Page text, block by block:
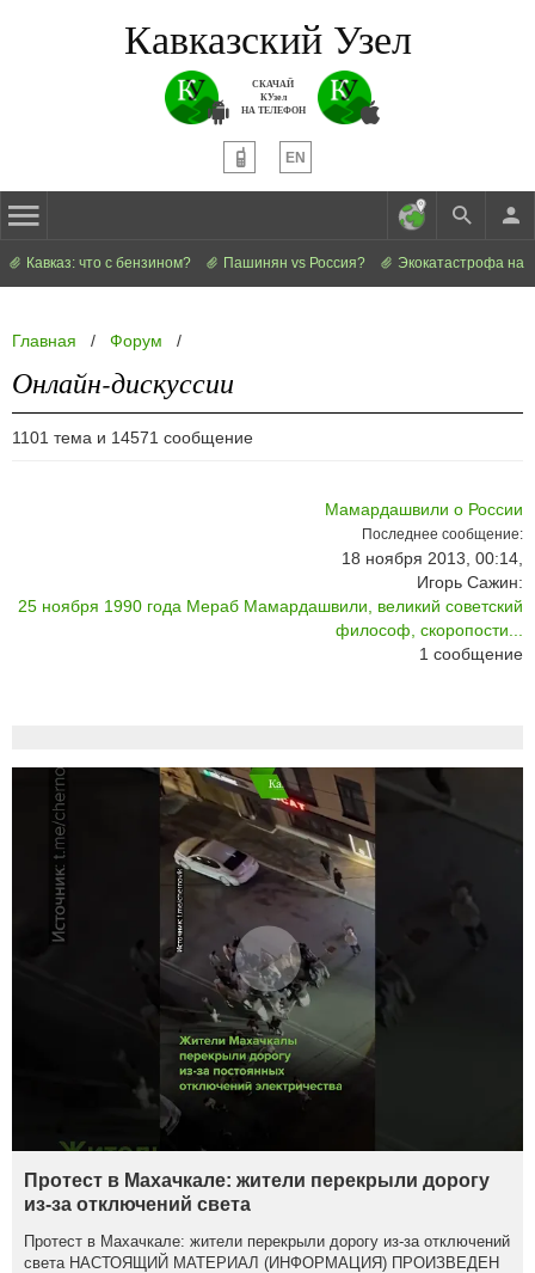
Кавказский Узел
СКАЧАЙ
КУзел
НА ТЕЛЕФОН
EN
Кавказ: что с бензином? Пашинян vs Россия? Экокатастрофа на
Главная / Форум /
Онлайн-дискуссии
1101 тема и 14571 сообщение
Мамардашвили о России
Последнее сообщение:
18 ноября 2013, 00:14,
Игорь Сажин:
25 ноября 1990 года Мераб Мамардашвили, великий советский
философ, скоропости...
1 сообщение
Протест в Махачкале: жители перекрыли дорогу
из-за отключений света
Протест в Махачкале: жители перекрыли дорогу из-за отключений
света НАСТОЯЩИЙ МАТЕРИАЛ (ИНФОРМАЦИЯ) ПРОИЗВЕДЕН